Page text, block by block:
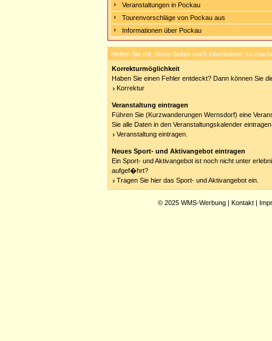
Veranstaltungen in Pockau
Tourenvorschläge von Pockau aus
Informationen über Pockau
Helfen Sie mit, diese Seiten noch informativer zu
Korrekturmöglichkeit
Haben Sie einen Fehler entdeckt? Dann können Sie
Korrektur
Veranstaltung eintragen
Führen Sie (Kurzwanderungen Wernsdorf) eine
Sie alle Daten in den Veranstaltungskalender
Veranstaltung eintragen.
Neues Sport- und Aktivangebot eintragen
Ein Sport- und Aktivangebot ist noch nicht unter
aufgef�hrt?
Tragen Sie hier das Sport- und Aktivangebot ein.
© 2025 WMS-Werbung | Kontakt |